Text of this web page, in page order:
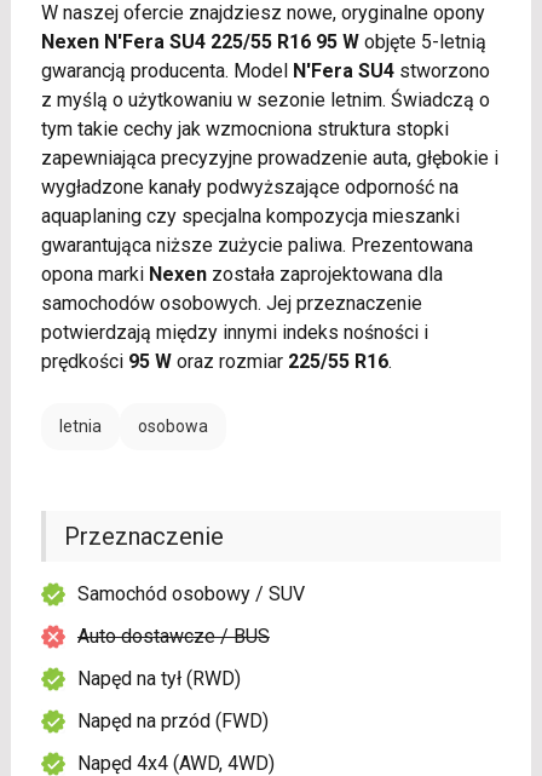
W naszej ofercie znajdziesz nowe, oryginalne opony
Nexen N'Fera SU4 225/55 R16 95 Wobjęte 5-letnią
gwarancją producenta. Model N'Fera SU4stworzono
z myślą o użytkowaniu w sezonie letnim. Świadczą o
tym takie cechy jak wzmocniona struktura stopki
zapewniająca precyzyjne prowadzenie auta, głębokie i
wygładzone kanały podwyższające odporność na
aquaplaning czy specjalna kompozycja mieszanki
gwarantująca niższe zużycie paliwa. Prezentowana
opona marki Nexenzostała zaprojektowana dla
samochodów osobowych. Jej przeznaczenie
potwierdzają między innymi indeks nośności i
prędkości 95 Woraz rozmiar 225/55 R16.
letnia osobowa
Przeznaczenie
Samochód osobowy / SUV
Auto dostawcze / BUS
Napęd na tył (RWD)
Napęd na przód (FWD)
Napęd 4x4 (AWD, 4WD)